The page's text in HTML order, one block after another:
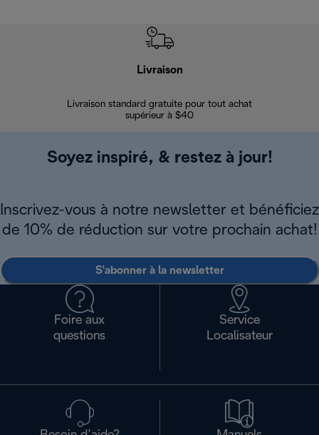
Livraison
Livraison standard gratuite pour tout achat
supérieur à $40
Soyez inspiré, & restez à jour!
Inscrivez-vous à notre newsletter et bénéficiez
de 10% de réduction sur votre prochain achat!
S'abonner à la newsletter
Foire aux
questions
Service
Localisateur